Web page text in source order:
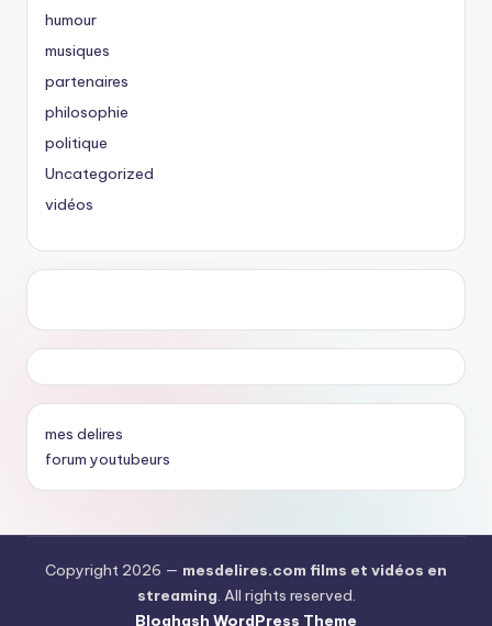
humour
musiques
partenaires
philosophie
politique
Uncategorized
vidéos
mes delires
forum youtubeurs
Copyright 2026 — mesdelires.com films et vidéos en
streaming. All rights reserved.
Bloghash WordPress Theme